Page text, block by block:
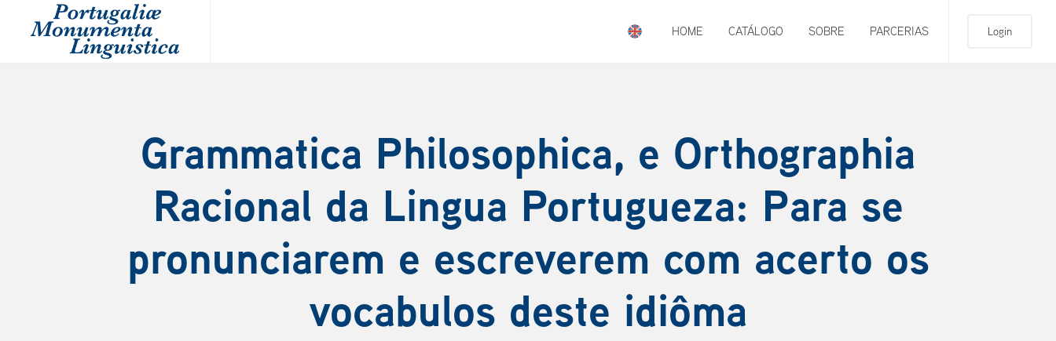
Login
HOME CATÁLOGO SOBRE PARCERIAS
Grammatica Philosophica, e Orthographia
Racional da Lingua Portugueza: Para se
pronunciarem e escreverem com acerto os
vocabulos deste idiôma